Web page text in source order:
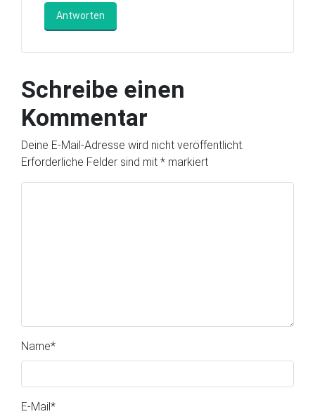
Antworten
Schreibe einen
Kommentar
Deine E-Mail-Adresse wird nicht veröffentlicht.
Erforderliche Felder sind mit * markiert
Name*
E-Mail *